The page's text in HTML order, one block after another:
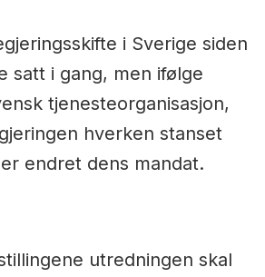
i Sverige siden
satt i gang, men ifølge
tjenesteorganisasjon,
hverken stanset
endret dens mandat.
utredningen skal